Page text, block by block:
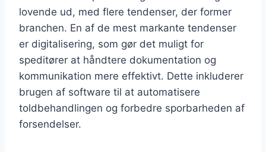
lovende ud, med flere tendenser, der former
branchen. En af de mest markante tendenser
er digitalisering, som gør det muligt for
speditører at håndtere dokumentation og
kommunikation mere effektivt. Dette inkluderer
brugen af software til at automatisere
toldbehandlingen og forbedre sporbarheden af
forsendelser.